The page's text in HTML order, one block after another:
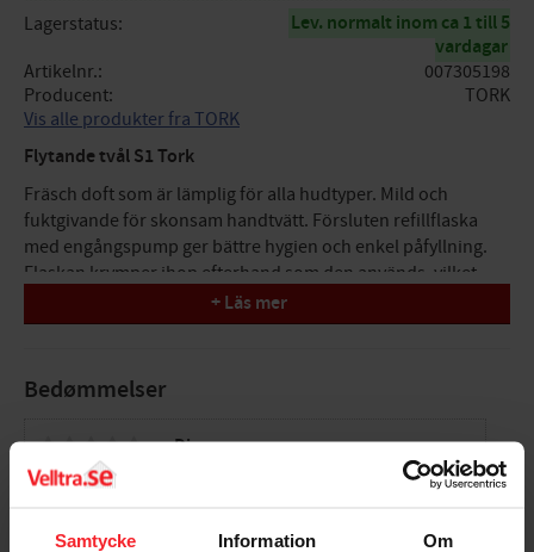
Samtycke Information Om
Lagerstatus
Lev. normalt inom ca 1 till 5
vardagar
Artikelnr.
007305198
Producent
TORK
Vis alle produkter fra TORK
Flytande tvål S1 Tork
Fräsch doft som är lämplig för alla hudtyper. Mild och
fuktgivande för skonsam handtvätt. Försluten refillflaska
med engångspump ger bättre hygien och enkel påfyllning.
Flaskan krymper ihop efterhand som den används, vilket
minskar avfallsvolymen. Miljöcertifierad med EU-blomman.
Passar i Tork tvåldispenser S1.
+ Läs mer
Bedømmelser
Dig